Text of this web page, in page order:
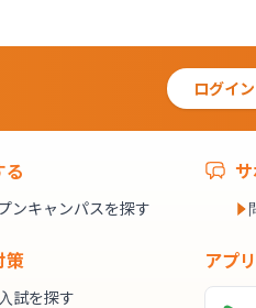
ログイ
る
ンキャンパスを探す
策
試を探す
アプ